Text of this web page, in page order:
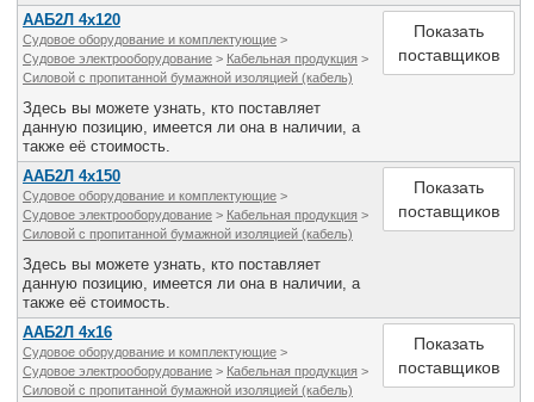
ААБ2Л 4х120
Судовое оборудование и комплектующие >
Судовое электрооборудование > Кабельная продукция >
Силовой с пропитанной бумажной изоляцией (кабель)
Здесь вы можете узнать, кто поставляет
данную позицию, имеется ли она в наличии, а
также её стоимость.
Показать
поставщиков
ААБ2Л 4х150
Судовое оборудование и комплектующие >
Судовое электрооборудование > Кабельная продукция >
Силовой с пропитанной бумажной изоляцией (кабель)
Здесь вы можете узнать, кто поставляет
данную позицию, имеется ли она в наличии, а
также её стоимость.
Показать
поставщиков
ААБ2Л 4х16
Судовое оборудование и комплектующие >
Судовое электрооборудование > Кабельная продукция >
Силовой с пропитанной бумажной изоляцией (кабель)
Показать
поставщиков